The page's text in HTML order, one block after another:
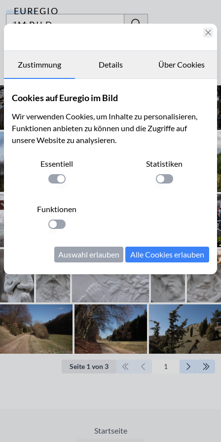
EUREGIO
IM BILD
Archiv
Kontakt
Archiv
Seite 1 von 3
Startseite
Zustimmung Details Über Cookies
Cookies auf Euregio im Bild
Wir verwenden Cookies, um Inhalte zu personalisieren,
Funktionen anbieten zu können und die Zugriffe auf
unsere Website zu analysieren.
Essentiell
Einstellung anwenden
Statistiken
Einstellung
Funktionen
Einstellung anwenden
Auswahl erlauben Alle Cookies erlauben